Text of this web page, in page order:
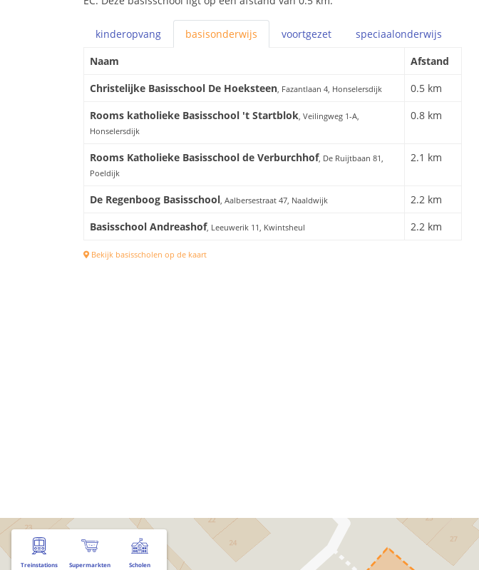
kinderopvang basisonderwijs voortgezet speciaalonderwijs
Naam
Afstand
Christelijke Basisschool De Hoeksteen, Fazantlaan 4, Honselersdijk
0.5 km
Rooms katholieke Basisschool 't Startblok, Veilingweg 1-A,
Honselersdijk
0.8 km
Rooms Katholieke Basisschool de Verburchhof, De Ruijtbaan 81,
Poeldijk
2.1 km
De Regenboog Basisschool, Aalbersestraat 47, Naaldwijk
2.2 km
Basisschool Andreashof, Leeuwerik 11, Kwintsheul 2.2 km
Bekijk basisscholen op de kaart
Treinstations Supermarkten Scholen